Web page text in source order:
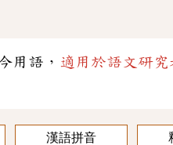
用語， 適用於語文研究
漢語拼音